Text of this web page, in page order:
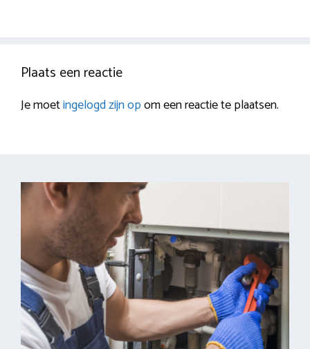
Plaats een reactie
Je moetingelogd zijn opom een reactie te plaatsen.